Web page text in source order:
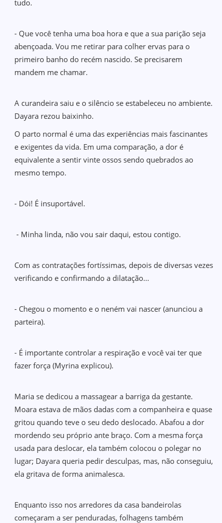
tudo.
- Que você tenha uma boa hora e que a sua parição seja
abençoada. Vou me retirar para colher ervas para o
primeiro banho do recém nascido. Se precisarem
mandem me chamar.
A curandeira saiu e o silêncio se estabeleceu no ambiente.
Dayara rezou baixinho.
O parto normal é uma das experiências mais fascinantes
e exigentes da vida. Em uma comparação, a dor é
equivalente a sentir vinte ossos sendo quebrados ao
mesmo tempo.
- Dói! É insuportável.
- Minha linda, não vou sair daqui, estou contigo.
Com as contratações fortíssimas, depois de diversas vezes
verificando e confirmando a dilatação...
- Chegou o momento e o neném vai nascer (anunciou a
parteira).
- É importante controlar a respiração e você vai ter que
fazer força (Myrina explicou).
Maria se dedicou a massagear a barriga da gestante.
Moara estava de mãos dadas com a companheira e quase
gritou quando teve o seu dedo deslocado. Abafou a dor
mordendo seu próprio ante braço. Com a mesma força
usada para deslocar, ela também colocou o polegar no
lugar; Dayara queria pedir desculpas, mas, não conseguiu,
ela gritava de forma animalesca.
Enquanto isso nos arredores da casa bandeirolas
começaram a ser penduradas, folhagens também